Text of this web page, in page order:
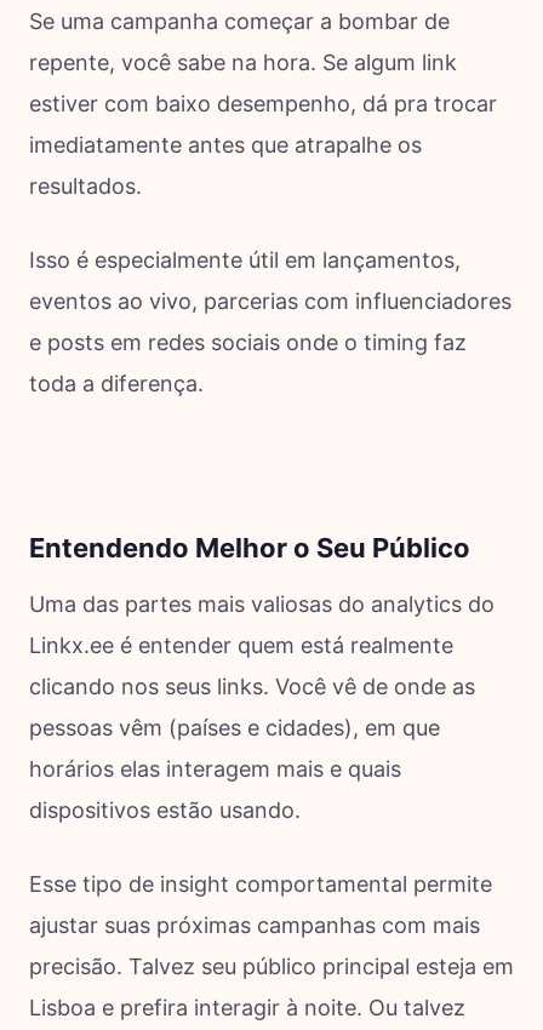
Se uma campanha começar a bombar de
repente, você sabe na hora. Se algum link
estiver com baixo desempenho, dá pra trocar
imediatamente antes que atrapalhe os
resultados.
Isso é especialmente útil em lançamentos,
eventos ao vivo, parcerias com influenciadores
e posts em redes sociais onde o timing faz
toda a diferença.
Entendendo Melhor o Seu Público
Uma das partes mais valiosas do analytics do
Linkx.ee é entender quem está realmente
clicando nos seus links. Você vê de onde as
pessoas vêm (países e cidades), em que
horários elas interagem mais e quais
dispositivos estão usando.
Esse tipo de insight comportamental permite
ajustar suas próximas campanhas com mais
precisão. Talvez seu público principal esteja em
Lisboa e prefira interagir à noite. Ou talvez